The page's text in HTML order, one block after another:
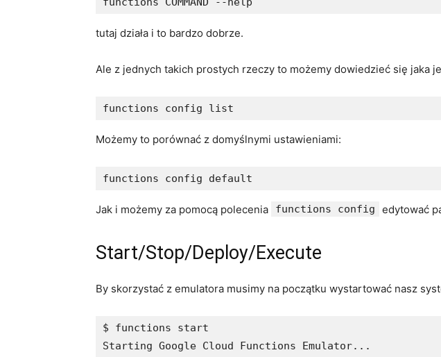
tutaj działa i to bardzo dobrze.
Ale z jednych takich prostych rzeczy to możemy dowiedzieć się jaka
functions config list
Możemy to porównać z domyślnymi ustawieniami:
functions config default
Jak i możemy za pomocą polecenia functions config edytować
Start/Stop/Deploy/Execute
By skorzystać z emulatora musimy na początku wystartować nasz
$ functions start
Starting Google Cloud Functions Emulator...